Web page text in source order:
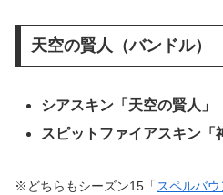
天空の賢人（バンドル）
シアスキン「天空の賢人」
スピットファイアスキン「
※どちらもシーズン15「 スペルバ